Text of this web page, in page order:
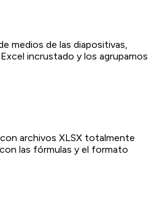
medios de las diapositivas,
incrustado y los agrupamos
archivos XLSX totalmente
las fórmulas y el formato